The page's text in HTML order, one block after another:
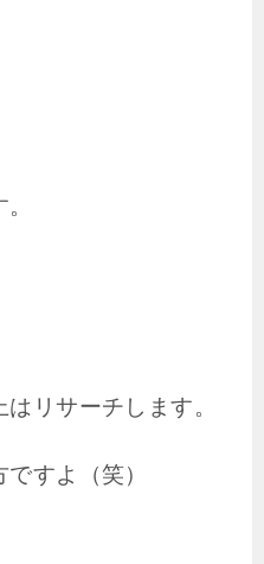
リサーチします。
すよ（笑）